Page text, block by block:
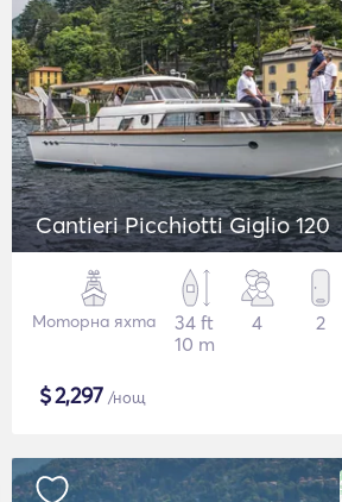
Cantieri Picchiotti Giglio 120
Моторна яхта
34 ft
10 m
4 2
$2,297 /нощ